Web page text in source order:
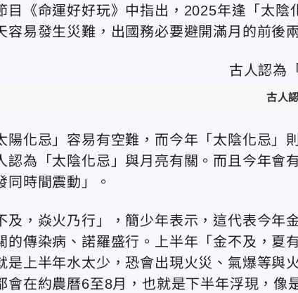
目《命運好好玩》中指出，2025年逢「太陰
容易發生災難， 出國務必要避開滿月的前後
古人
化忌」容易有空難， 而今年「太陰化忌」
認為「太陰化忌」與月亮有關。而且今年會
同時間震動」。
及，焱火乃行」，簡少年表示，這代表今年
的傳染病、諾羅盛行。上半年「金不及，夏
是 上半年水太少，恐會出現火災、氣爆等與
會在約農曆6至8月，也就是下半年浮現，像